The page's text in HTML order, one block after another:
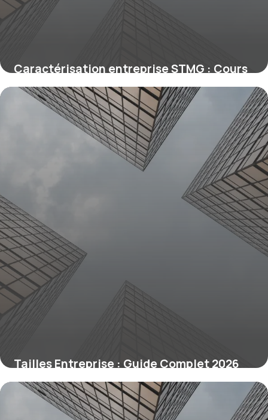
Caractérisation entreprise STMG : Cours
complet
28 mai 2026
Tailles Entreprise : Guide Complet 2026
17 mai 2026